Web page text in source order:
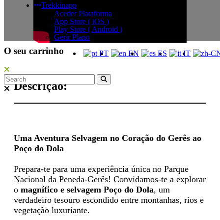
Trekkinapp
Aceder Plataforma
App Store ( iOS )
Play Store ( Android )
Gerir Plano
IT
ES
EN
PT
O seu carrinho
Descrição:
Uma Aventura Selvagem no Coração do Gerês ao
Poço do Dola
Prepara-te para uma experiência única no Parque
Nacional da Peneda-Gerês! Convidamos-te a explorar
o magnífico e selvagem Poço do Dola, um
verdadeiro tesouro escondido entre montanhas, rios e
vegetação luxuriante.